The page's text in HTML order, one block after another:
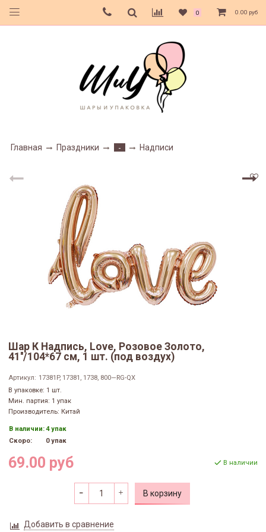
0 0.00 руб
Главная Праздники - Надписи
Шар К Надпись, Love, Розовое Золото,
41''/104*67 см, 1 шт. (под воздух)
Артикул: 17381P, 17381, 1738, 800—RG-QX
В упаковке: 1 шт.
Мин. партия: 1 упак
Производитель: Китай
В наличии:4 упак
Скоро:
0 упак
69.00 руб В наличии
В корзину
Добавить в сравнение